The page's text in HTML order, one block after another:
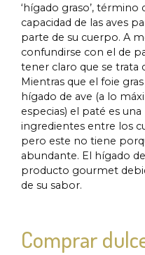
‘hígado graso’, término
capacidad de las aves
parte de su cuerpo. A
confundirse con el de
tener claro que se trata
Mientras que el foie
hígado de ave (a lo
especias) el paté es
ingredientes entre los
pero este no tiene
abundante. El hígado
producto gourmet
de su sabor.
Comprar